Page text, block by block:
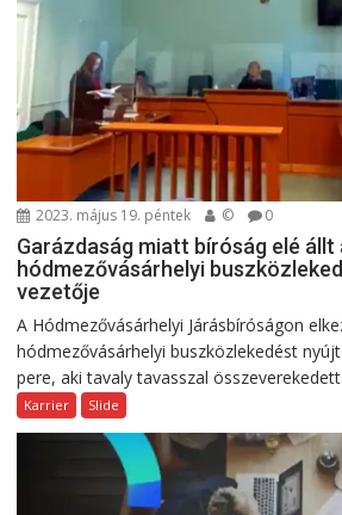
2023. május 19. péntek © 0
Garázdaság miatt bíróság elé állt
hódmezővásárhelyi
vezetője
A Hódmezővásárhelyi Járásbíróságon
hódmezővásárhelyi buszközlekedést
pere, aki tavaly tavasszal
Karrier Slide